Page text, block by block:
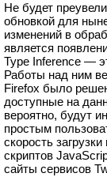
Не будет
обновкой для
изменений в
является
Type Inference —
Работы над ним
Firefox было
доступные на
вероятно, будут
простым
скорость
скриптов
сайты сервисов